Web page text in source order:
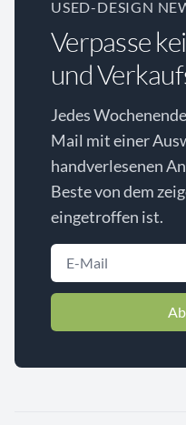
USED-DESIGN
Verpasse
und
Jedes
Mail mit einer
handverlesenen
Beste von dem
eingetroffen ist.